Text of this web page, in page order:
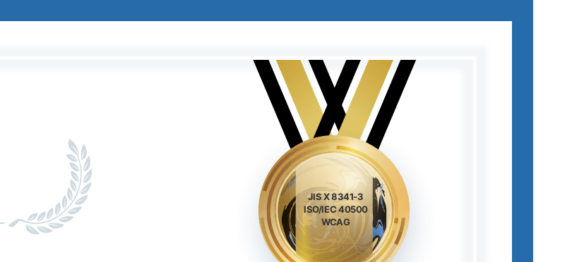
JIS X 8341-3
ISO/IEC 40500
WCAG